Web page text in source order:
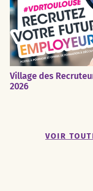
Village des
2026
VOIR